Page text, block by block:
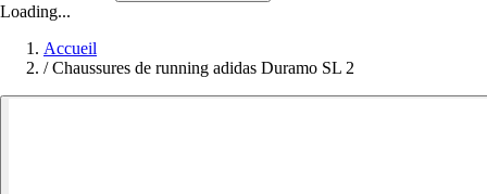
Loading...
Accueil
/ Chaussures de running adidas Duramo SL 2